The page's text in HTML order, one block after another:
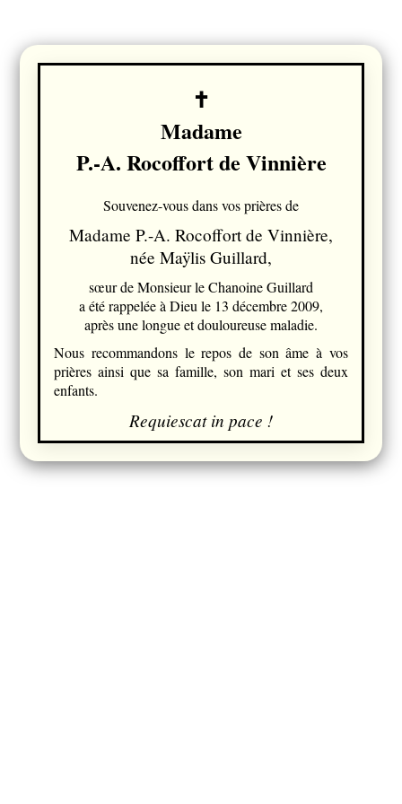
Madame
P.-A. Rocoffort de Vinnière
Souvenez-vous dans vos prières de
Madame P.-A. Rocoffort de Vinnière,
née Maÿlis Guillard,
sœur de Monsieur le Chanoine Guillard
a été rappelée à Dieu le 13 décembre 2009,
après une longue et douloureuse maladie.
Nous recommandons le repos de son âme à vos
prières ainsi que sa famille, son mari et ses deux
enfants.